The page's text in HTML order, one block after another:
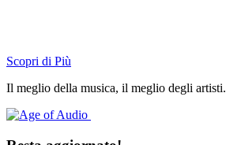
Scopri di Più
Il meglio della musica, il meglio degli artisti.